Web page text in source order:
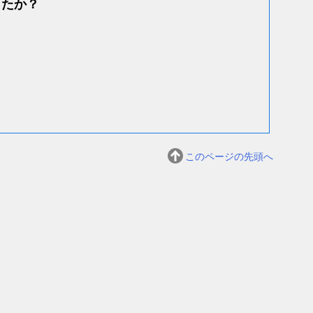
このページの先頭へ